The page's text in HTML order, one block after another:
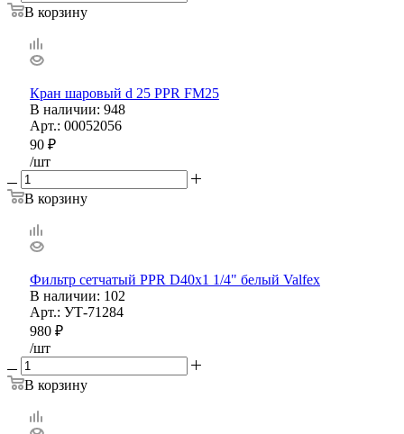
В корзину
Кран шаровый d 25 PPR FM25
В наличии: 948
Арт.: 00052056
90 ₽
/шт
В корзину
Фильтр сетчатый PPR D40х1 1/4" белый Valfex
В наличии: 102
Арт.: УТ-71284
980 ₽
/шт
В корзину